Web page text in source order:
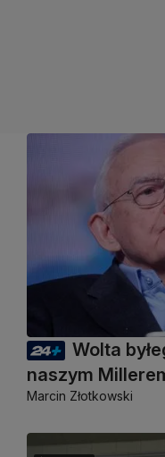
Wolta
naszym
Marcin Złotkowski